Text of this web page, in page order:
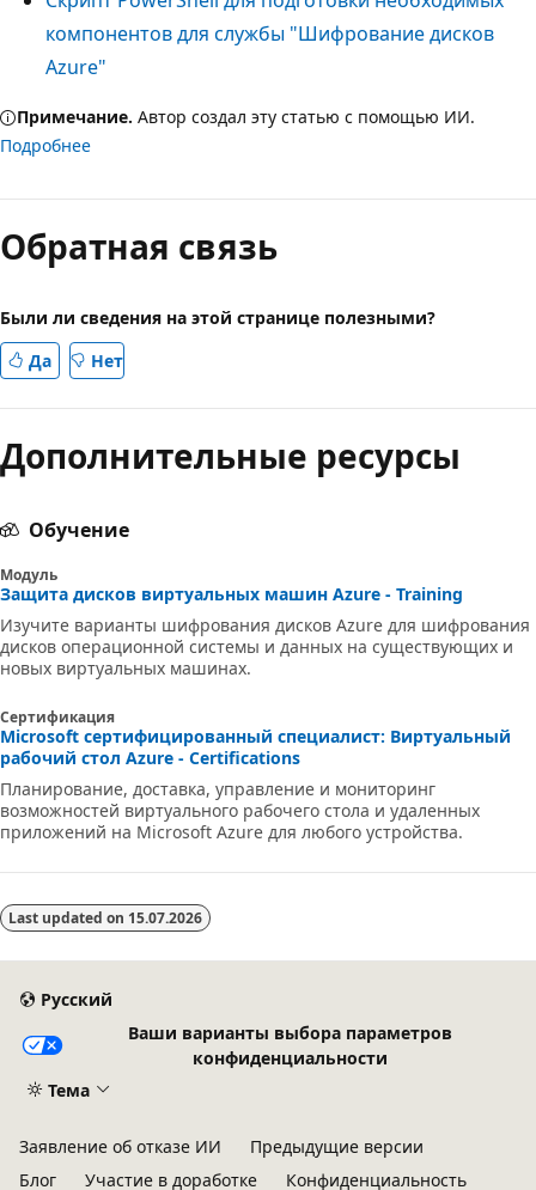
компонентов для службы "Шифрование дисков
Azure"
Примечание. Автор создал эту статью с помощью ИИ.
Подробнее
Обратная связь
Были ли сведения на этой странице полезными?
Да
Нет
Дополнительные ресурсы
Обучение
Модуль
Защита дисков виртуальных машин Azure - Training
Изучите варианты шифрования дисков Azure для шифрования
дисков операционной системы и данных на существующих и
новых виртуальных машинах.
Сертификация
Microsoft сертифицированный специалист: Виртуальный
рабочий стол Azure - Certifications
Планирование, доставка, управление и мониторинг
возможностей виртуального рабочего стола и удаленных
приложений на Microsoft Azure для любого устройства.
Last updated on 15.07.2026
Русский
Ваши варианты выбора параметров
конфиденциальности
Тема
Заявление об отказе ИИ
Предыдущие версии
Блог
Участие в доработке Конфиденциальность